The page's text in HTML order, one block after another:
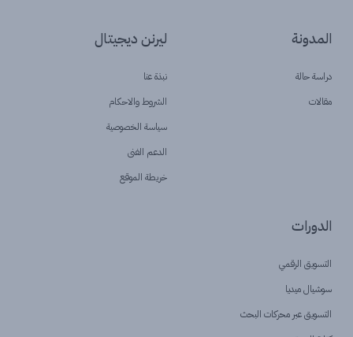
المدونة
دراسة حالة
مقالات
ليرنن ديجيتال
نبذة عنا
الشروط والاحكام
سياسة الخصوصية
الدعم الفنى
خريطة الموقع
الدورات
التسويق الرقمي
سوشيال ميديا
التسويق عبر محركات البحث